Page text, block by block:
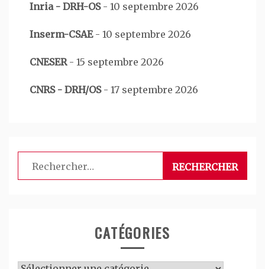
Inria - DRH-OS- 10 septembre 2026
Inserm-CSAE- 10 septembre 2026
CNESER- 15 septembre 2026
CNRS - DRH/OS- 17 septembre 2026
Rechercher :
CATÉGORIES